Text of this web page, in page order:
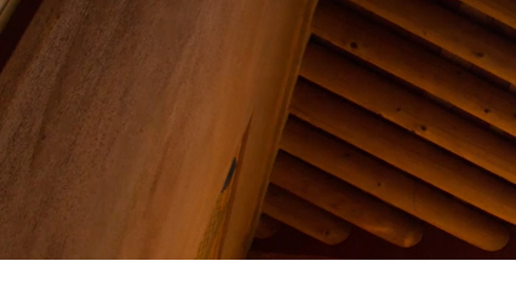
한실취사형
스위트